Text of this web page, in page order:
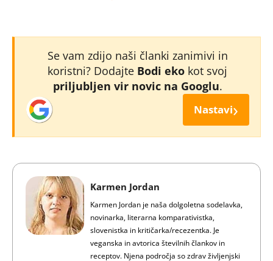
Se vam zdijo naši članki zanimivi in
koristni? Dodajte Bodi eko kot svoj
priljubljen vir novic na Googlu.
Nastavi›
Karmen Jordan
Karmen Jordan je naša dolgoletna sodelavka,
novinarka, literarna komparativistka,
slovenistka in kritičarka/recezentka. Je
veganska in avtorica številnih člankov in
receptov. Njena področja so zdrav življenjski